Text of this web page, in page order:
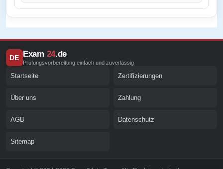
DE Exam 24.de
Prüfungsvorbereitung einfach und zuverlässig
Startseite Zertifizierungen
Über uns Zahlung
AGB Datenschutz
Sitemap